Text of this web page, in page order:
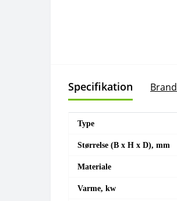
Specifikation Brand
Type
Størrelse (B x H x D), mm
Materiale
Varme, kw